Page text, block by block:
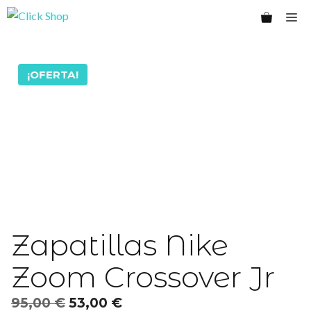
Saltar
¡OFERTA!
Zapatillas Nike
Zoom Crossover Jr
95,00€ El
53,00 €El